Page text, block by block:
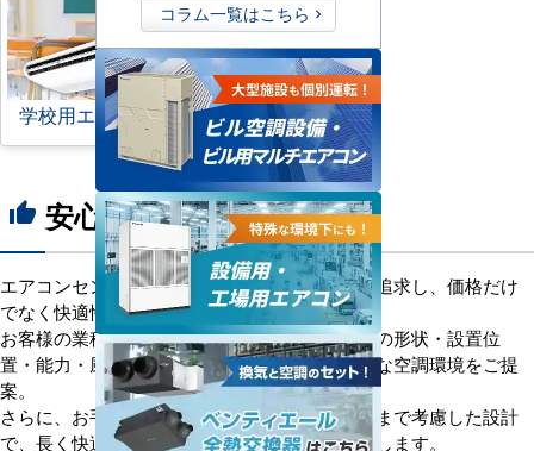
学校用エアコン
thumb_up 安心の8つのポイント
エアコンセンターACは、「格安＋α」の価値を追求し、価格だけ
でなく快適性と機能性にもこだわっています。
お客様の業種や施設の形態に合わせて、室内機の形状・設置位
置・能力・風向きなどを総合的に検討し、最適な空調環境をご提
案。
さらに、お手入れのしやすさやメンテナンス性まで考慮した設計
で、長く快適にご使用いただけるようサポートします。
コラム一覧はこちら